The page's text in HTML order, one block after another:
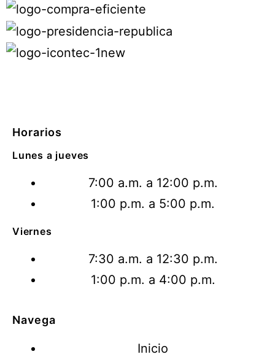
Horarios
Lunes a jueves
7:00 a.m. a 12:00 p.m.
1:00 p.m. a 5:00 p.m.
Viernes
7:30 a.m. a 12:30 p.m.
1:00 p.m. a 4:00 p.m.
Navega
Inicio